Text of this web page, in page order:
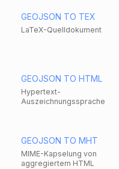
GEOJSON TO TEX
LaTeX-Quelldokument
GEOJSON TO HTML
Hypertext-
Auszeichnungssprache
GEOJSON TO MHT
MIME-Kapselung von
aggregiertem HTML